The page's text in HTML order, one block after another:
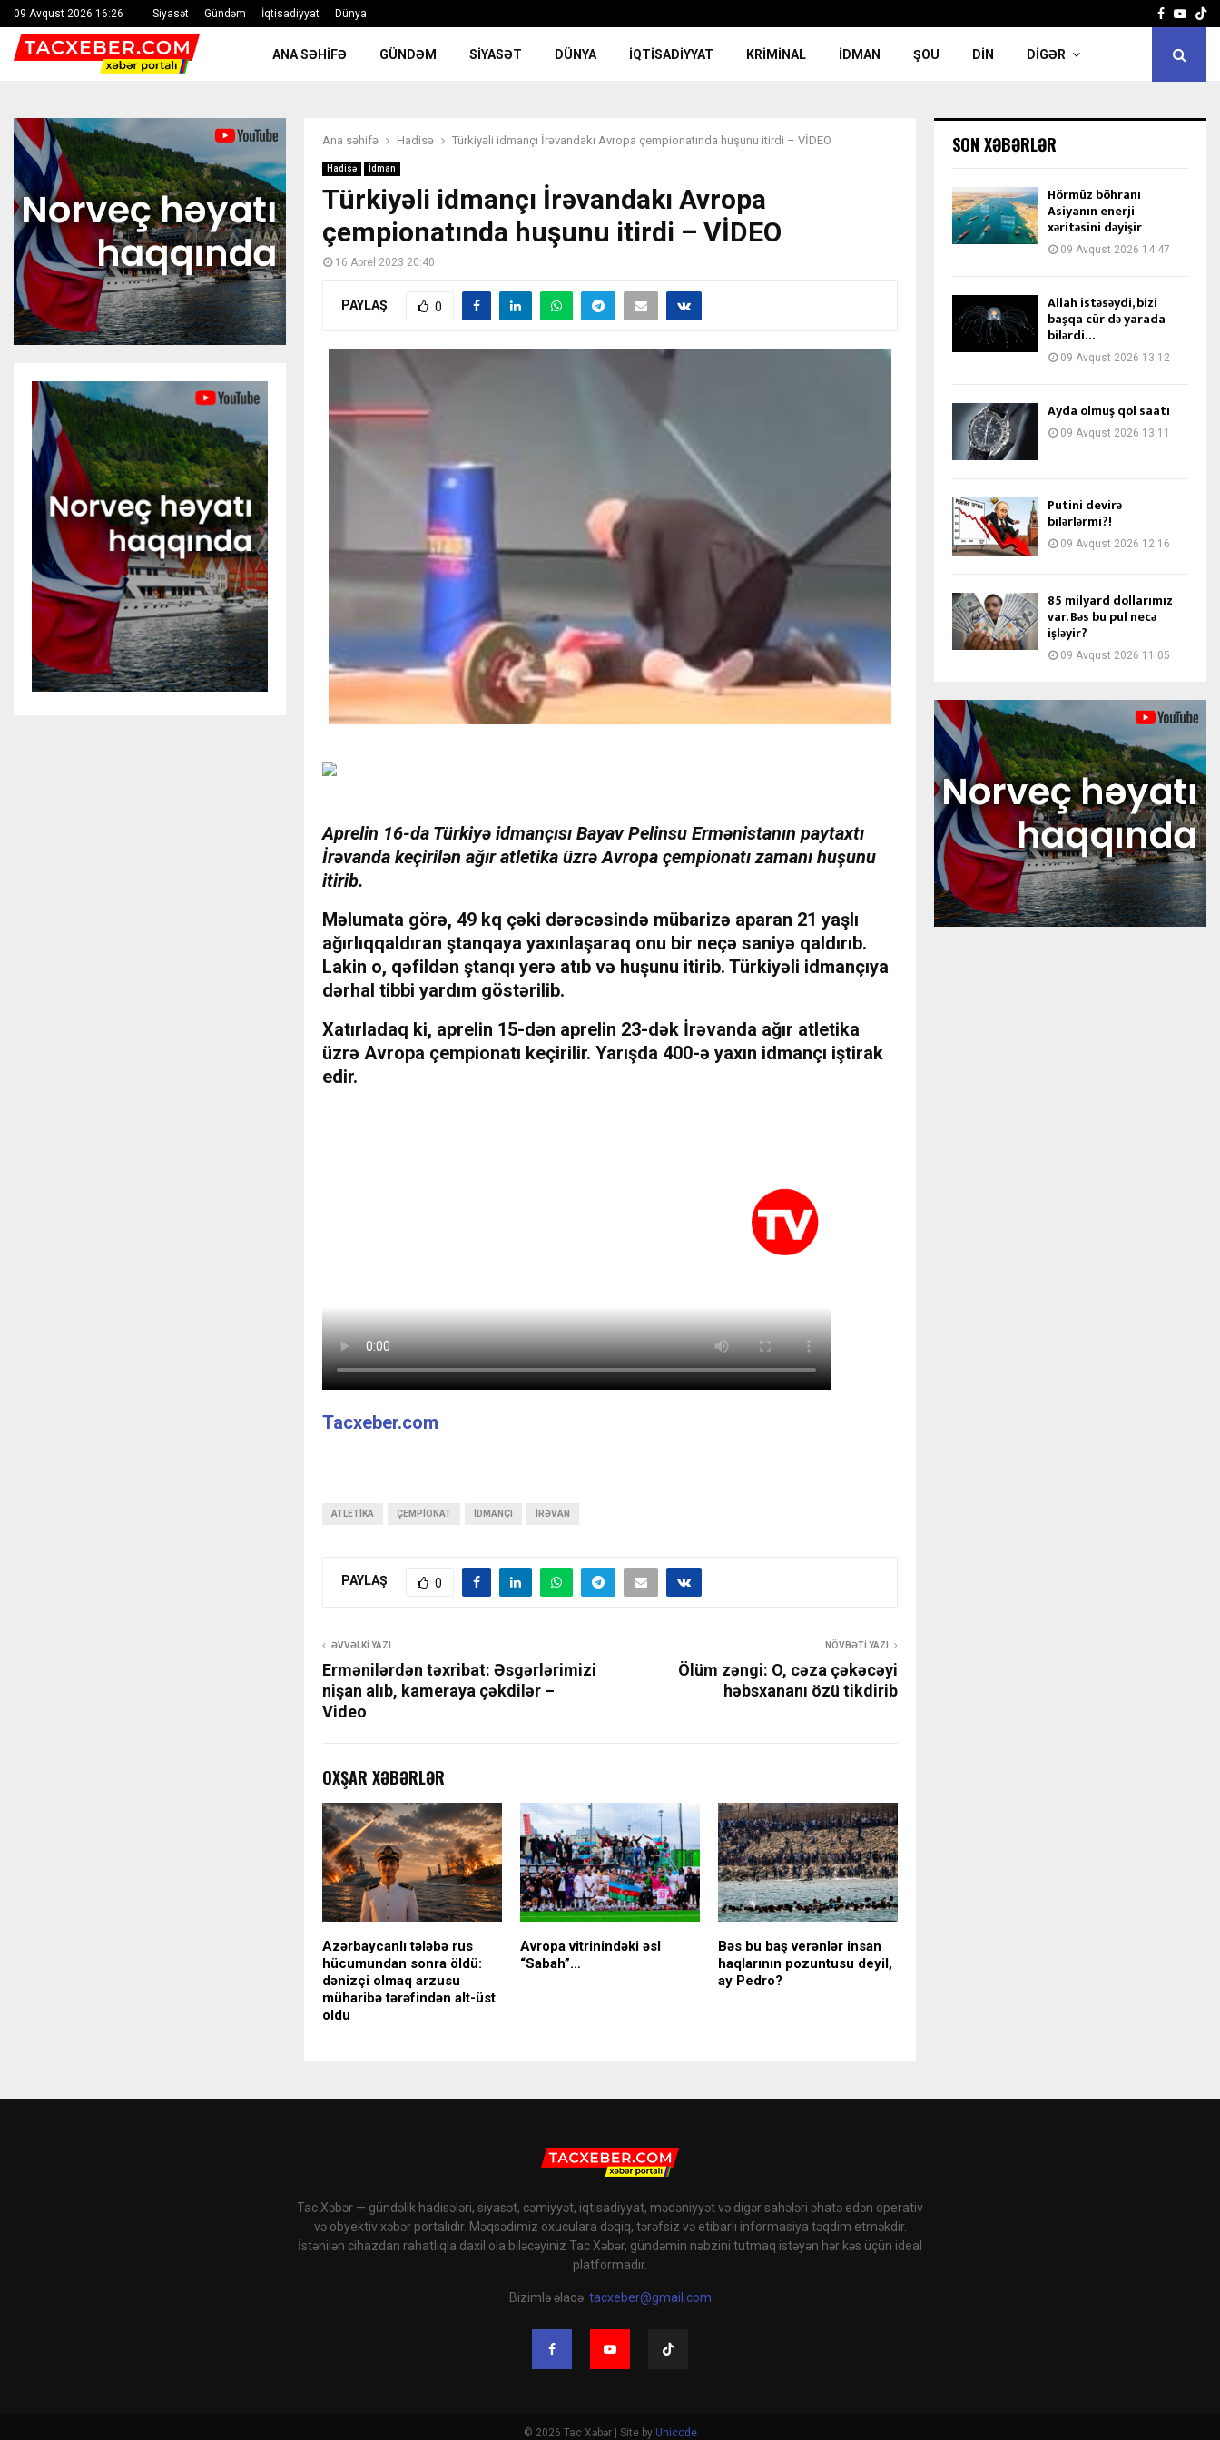
09 Avqust 2026 16:26 Siyasət Gündəm İqtisadiyyat Dünya Facebook
ANA SƏHIFƏ GÜNDƏM SIYASƏT DÜNYA İQTISADIYYAT KRIMINAL İDMAN ŞOU DIN DIGƏR
Ana səhifə Hadisə Türkiyəli idmançı İrəvandakı Avropa çempionatında huşunu itirdi – VİDEO
Hadisə İdman
Türkiyəli idmançı İrəvandakı Avropa
çempionatında huşunu itirdi – VİDEO
16 Aprel 2023 20:40
PAYLAŞ 0
Aprelin 16-da Türkiyə idmançısı Bayav Pelinsu Ermənistanın paytaxtı
İrəvanda keçirilən ağır atletika üzrə Avropa çempionatı zamanı huşunu
itirib.
Məlumata görə, 49 kq çəki dərəcəsində mübarizə aparan 21 yaşlı
ağırlıqqaldıran ştanqaya yaxınlaşaraq onu bir neçə saniyə qaldırıb.
Lakin o, qəfildən ştanqı yerə atıb və huşunu itirib. Türkiyəli idmançıya
dərhal tibbi yardım göstərilib.
Xatırladaq ki, aprelin 15-dən aprelin 23-dək İrəvanda ağır atletika
üzrə Avropa çempionatı keçirilir. Yarışda 400-ə yaxın idmançı iştirak
edir.
Tacxeber.com
ATLETIKA ÇEMPIONAT IDMANÇI İRƏVAN
PAYLAŞ 0
ƏVVƏLKI YAZI
Ermənilərdən təxribat: Əsgərlərimizi
nişan alıb, kameraya çəkdilər –
Video
NÖVBƏTI YAZI
Ölüm zəngi: O, cəza çəkəcəyi
həbsxananı özü tikdirib
OXŞAR XƏBƏRLƏR
Azərbaycanlı tələbə rus
hücumundan sonra öldü:
dənizçi olmaq arzusu
müharibə tərəfindən alt-üst
oldu
Avropa vitrinindəki əsl
“Sabah”…
Bəs bu baş verənlər insan
haqlarının pozuntusu deyil,
ay Pedro?
SON XƏBƏRLƏR
Hörmüz böhranı
Asiyanın enerji
xəritəsini dəyişir
09 Avqust 2026 14:47
Allah istəsəydi, bizi
başqa cür də yarada
bilərdi…
09 Avqust 2026 13:12
Ayda olmuş qol saatı
09 Avqust 2026 13:11
Putini devirə
bilərlərmi?!
09 Avqust 2026 12:16
85 milyard dollarımız
var. Bəs bu pul necə
işləyir?
09 Avqust 2026 11:05
Tac Xəbər — gündəlik hadisələri, siyasət, cəmiyyət, iqtisadiyyat, mədəniyyət və digər sahələri əhatə edən operativ
və obyektiv xəbər portalıdır. Məqsədimiz oxuculara dəqiq, tərəfsiz və etibarlı informasiya təqdim etməkdir.
İstənilən cihazdan rahatlıqla daxil ola biləcəyiniz Tac Xəbər, gündəmin nəbzini tutmaq istəyən hər kəs üçün ideal
platformadır.
Bizimlə əlaqə: tacxeber@gmail.com
© 2026 Tac Xəbər | Site by Unicode